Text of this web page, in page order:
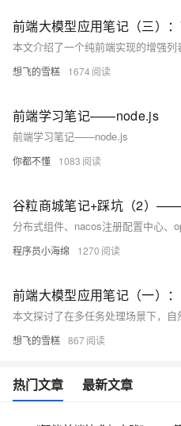
想飞的雪糕 1674
前端学习笔记——node.js
前端学习笔记——node.js
你都不懂 1083
程序员小海绵 1270
想飞的雪糕 867
热门文章 最新文章